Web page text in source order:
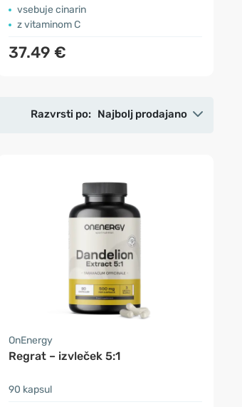
vsebuje cinarin
z vitaminom C
37.49 €
Razvrsti po: Najbolj prodajano
OnEnergy
Regrat – izvleček 5:1
90 kapsul